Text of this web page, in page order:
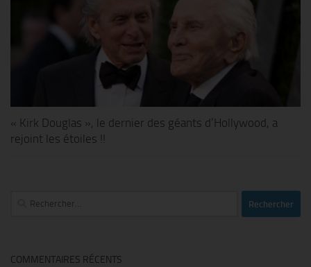
« Kirk Douglas », le dernier des géants d’Hollywood, a
rejoint les étoiles !!
Rechercher :
COMMENTAIRES RÉCENTS